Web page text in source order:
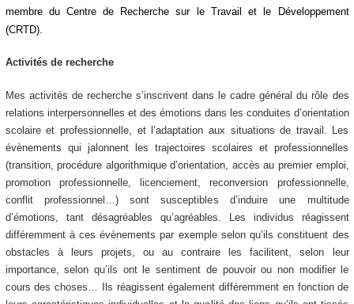
membre du Centre de Recherche sur le Travail et le Développement
(CRTD).
Activités de recherche
Mes activités de recherche s’inscrivent dans le cadre général du rôle des
relations interpersonnelles et des émotions dans les conduites d’orientation
scolaire et professionnelle, et l’adaptation aux situations de travail. Les
évènements qui jalonnent les trajectoires scolaires et professionnelles
(transition, procédure algorithmique d’orientation, accès au premier emploi,
promotion professionnelle, licenciement, reconversion professionnelle,
conflit professionnel…) sont susceptibles d’induire une multitude
d’émotions, tant désagréables qu’agréables. Les individus réagissent
différemment à ces évènements par exemple selon qu’ils constituent des
obstacles à leurs projets, ou au contraire les facilitent, selon leur
importance, selon qu’ils ont le sentiment de pouvoir ou non modifier le
cours des choses… Ils réagissent également différemment en fonction de